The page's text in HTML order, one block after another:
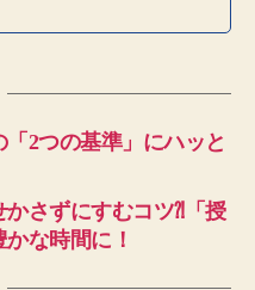
「2つの基準」にハッと
かさずにすむコツ⁈「授
な時間に！